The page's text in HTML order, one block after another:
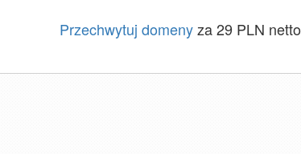
Przechwytuj domenyza 29 PLN netto